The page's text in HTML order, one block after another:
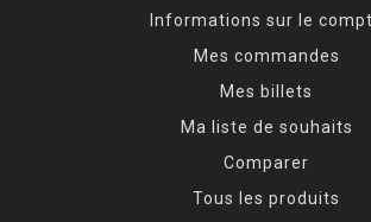
Informations sur le
Mes commandes
Mes billets
Ma liste de souhaits
Comparer
Tous les produits